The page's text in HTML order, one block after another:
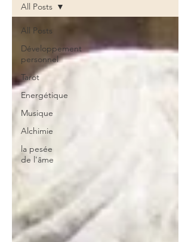
All Posts
Développement
personnel
Tarot
Energétique
Musique
Alchimie
la pesée
de l'âme
All Posts